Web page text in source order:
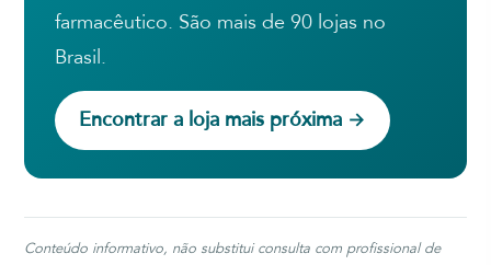
farmacêutico. São mais de 90 lojas no
Brasil.
Encontrar a loja mais próxima →
Conteúdo informativo, não substitui consulta com profissional de